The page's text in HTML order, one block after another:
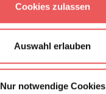
Cookies zulassen
Auswahl erlauben
Nur notwendige Cookies